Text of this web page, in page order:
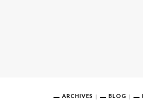
ARCHIVES BLOG